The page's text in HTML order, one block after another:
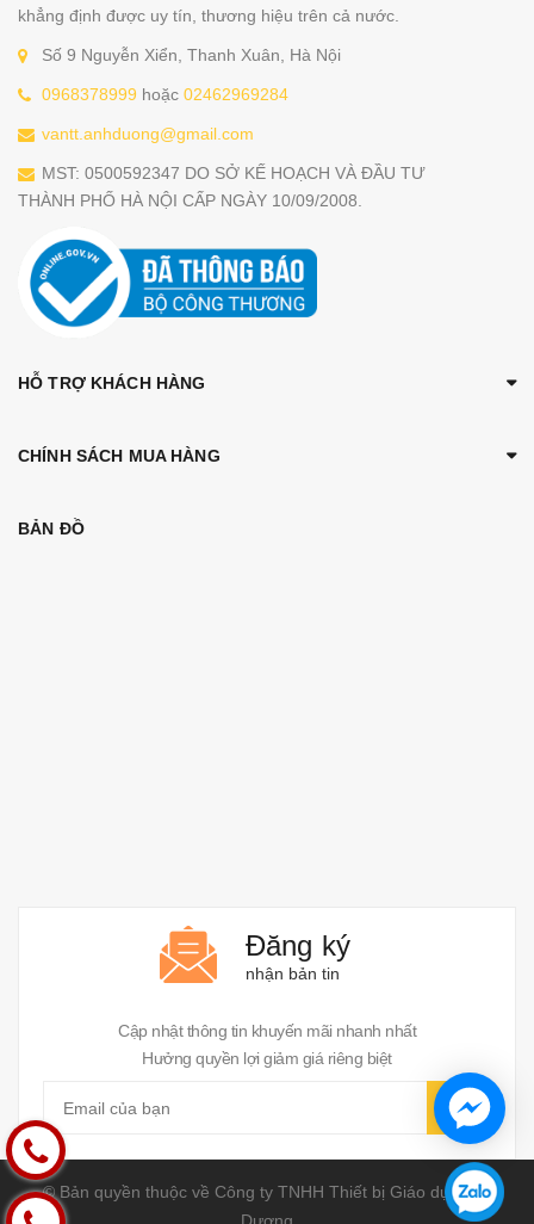
khẳng định được uy tín, thương hiệu trên cả nước.
Số 9 Nguyễn Xiển, Thanh Xuân, Hà Nội
0968378999 hoặc 02462969284
vantt.anhduong@gmail.com
MST: 0500592347 DO SỞ KẾ HOẠCH VÀ ĐẦU TƯ
THÀNH PHỐ HÀ NỘI CẤP NGÀY 10/09/2008.
HỖ TRỢ KHÁCH HÀNG
CHÍNH SÁCH MUA HÀNG
BẢN ĐỒ
Đăng ký
nhận bản tin
Cập nhật thông tin khuyến mãi nhanh nhất
Hưởng quyền lợi giảm giá riêng biệt
© Bản quyền thuộc về Công ty TNHH Thiết bị Giáo dục Ánh